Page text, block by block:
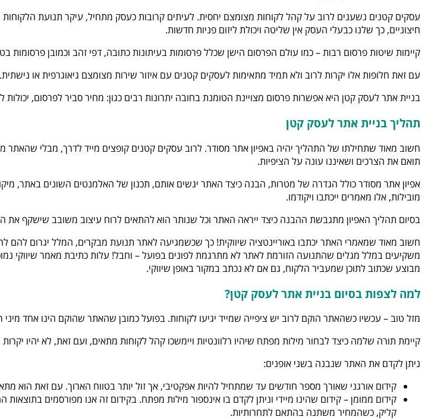
עסקים קטנים נשענים לרוב על קהל לקוחות מצומצם יחסית. לעיתים קרובות כעסק מתחיל, עיקר תנועת הלקוחות
חיצוניים, כך שלנו כבעלי העסק אין שליטה ויכולת ליזום פניות חדשות.
קיימות שיטות פרסום רבות – כמו עולם הפרסום הישן שכלל פרסומות בעיתונות כתובה, דפי זהב וכמובן פרסומות
עם זאת חלופות אלו יקרות לרוב ולא תמיד מתאימות לעסקים קטנים עם איזור שירות מצומצם גיאוגרפית או נישתית.
בניית אתר לעסק קטן היא אפשרות פרסום מצויינת הטומנת בחובה יתרונות רבים כגון: מחיר סביר לפרסום, יכולות
תהליך בניית אתר לעסק קטן
חשוב מאוד שתחילתו של התהליך יהיה באפיון אתר מסודר. לרוב עסקים קטנים קופצים מייד לדרך, מבלי
תואם את הצרכים ושאיננו עונה על הציפיות.
אפיון אתר מסודר כולל הגדרה של מטרות, הבנה כיצד האתר יגשים אותם, תכנון של האלמנטים השונים באתר,
מובילות, אלו מאמרים ייכתבו ויקודמו.
בסיום תהליך האפיון מתגבשת ההבנה כיצד ייראה האתר וכל שנותר הוא להתאים לרוח עיצוב משובב שישקף את
חשוב מאוד שמאמרי האתר יכתבו באוריינטציה שיווקית! כך שכשמגיעה לאתר תנועת מבקרים, המלל יגרום להם
משקיעים במלל מגלים שהתנועה הזורמת לאתר לא מתרגמת לפונים בפועל – וחבל! עלות כתיבת מאמר שיווקי
מבוצע שכתוב לתוכן שמעביר הלקוח, גם אם לא נכתב במקור באופן שיווקי.
למה לצפות בסיום בניית אתר לעסק קטן?
מזל טוב – עכשיו כשהאתר הוקם לרוב יש ציפייה שמייד יגיעו לקוחות. בפועל כמובן שהאתר שהוקם הינו אחד
קיימת תורה שלמה כיצד לבחור מילות מפתח שיהיו רלוונטיות ויימשכו קהל לקוחות מתאים, ועם זאת, לא יהיו
ניתן לקדם את האתר שנבנה בשני אופנים:
קידום אורגני שאורך מספר חודשים עד שמתחיל להיות אפקטיבי, אך זול יותר בטווח הארוך. עם זאת הוא
קידום ממומן – קידום שהינו מיידי וניתן לקדם בו אינספור מילות מפתח. בקידום זה אנו מפורסמים
קליק, כשהמחיר משתנה בהתאם לתחרותיות.